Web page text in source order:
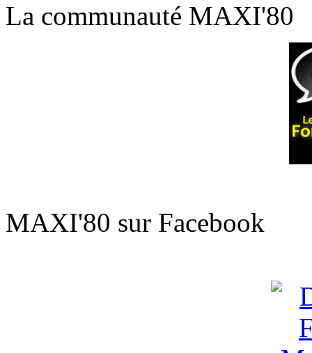
La communauté MAXI'80
MAXI'80 sur Facebook